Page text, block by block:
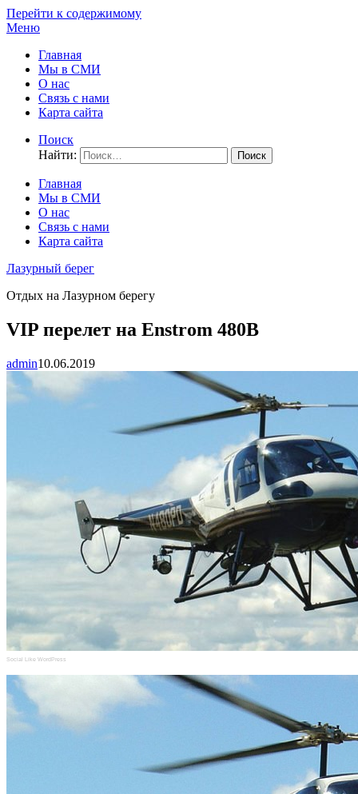
Перейти к содержимому
Меню
Главная
Мы в СМИ
О нас
Связь с нами
Карта сайта
Поиск
Найти:
Главная
Мы в СМИ
О нас
Связь с нами
Карта сайта
Лазурный берег
Отдых на Лазурном берегу
VIP перелет на Enstrom 480B
admin10.06.2019
Social Like WordPress